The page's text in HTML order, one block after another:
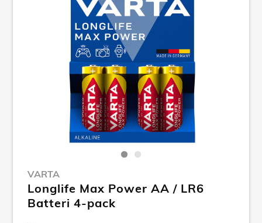
VARTA
Longlife Max Power AA / LR6
Batteri 4-pack